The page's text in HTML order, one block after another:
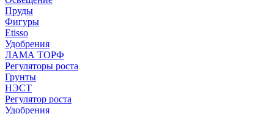
Пруды
Фигуры
Etisso
Удобрения
ЛАМА ТОРФ
Регуляторы роста
Грунты
НЭСТ
Регулятор роста
Удобрения